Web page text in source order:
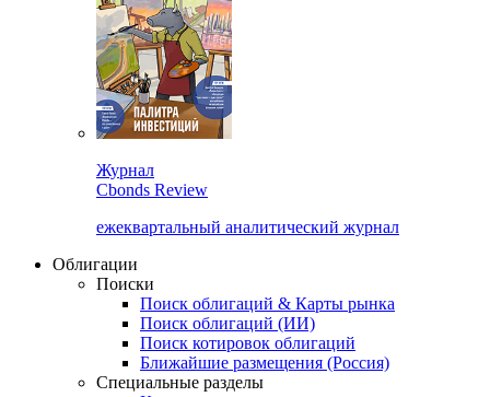
Журнал
Cbonds Review
ежеквартальный аналитический журнал
Облигации
Поиски
Поиск облигаций & Карты рынка
Поиск облигаций (ИИ)
Поиск котировок облигаций
Ближайшие размещения (Россия)
Специальные разделы